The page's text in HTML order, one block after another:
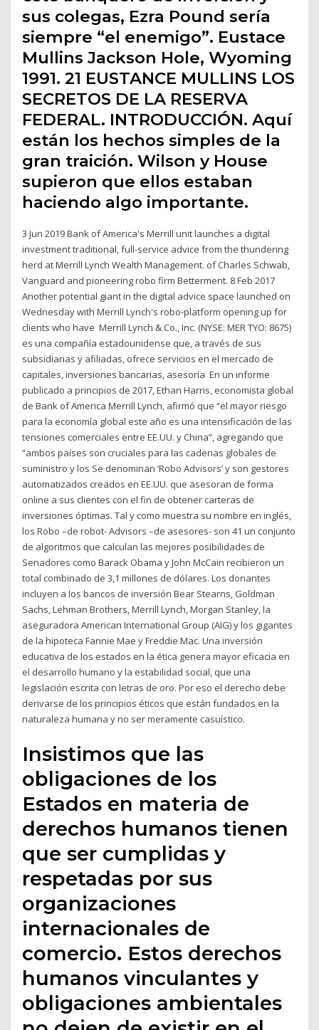
sus colegas, Ezra Pound sería
siempre “el enemigo”. Eustace
Mullins Jackson Hole, Wyoming
1991. 21 EUSTANCE MULLINS LOS
SECRETOS DE LA RESERVA
FEDERAL. INTRODUCCIÓN. Aquí
están los hechos simples de la
gran traición. Wilson y House
supieron que ellos estaban
haciendo algo importante.
3 Jun 2019 Bank of America's Merrill unit launches a digital
investment traditional, full-service advice from the thundering
herd at Merrill Lynch Wealth Management. of Charles Schwab,
Vanguard and pioneering robo firm Betterment. 8 Feb 2017
Another potential giant in the digital advice space launched on
Wednesday with Merrill Lynch's robo-platform opening up for
clients who have Merrill Lynch & Co., Inc. (NYSE: MER TYO: 8675)
es una compañía estadounidense que, a través de sus
subsidiarias y afiliadas, ofrece servicios en el mercado de
capitales, inversiones bancarias, asesoría En un informe
publicado a principios de 2017, Ethan Harris, economista global
de Bank of America Merrill Lynch, afirmó que “el mayor riesgo
para la economía global este año es una intensificación de las
tensiones comerciales entre EE.UU. y China”, agregando que
“ambos países son cruciales para las cadenas globales de
suministro y los Se denominan ‘Robo Advisors’ y son gestores
automatizados creados en EE.UU. que asesoran de forma
online a sus clientes con el fin de obtener carteras de
inversiones óptimas. Tal y como muestra su nombre en inglés,
los Robo –de robot- Advisors –de asesores- son 41 un conjunto
de algoritmos que calculan las mejores posibilidades de
Senadores como Barack Obama y John McCain recibieron un
total combinado de 3,1 millones de dólares. Los donantes
incluyen a los bancos de inversión Bear Stearns, Goldman
Sachs, Lehman Brothers, Merrill Lynch, Morgan Stanley, la
aseguradora American International Group (AIG) y los gigantes
de la hipoteca Fannie Mae y Freddie Mac. Una inversión
educativa de los estados en la ética genera mayor eficacia en
el desarrollo humano y la estabilidad social, que una
legislación escrita con letras de oro. Por eso el derecho debe
derivarse de los principios éticos que están fundados en la
naturaleza humana y no ser meramente casuístico.
Insistimos que las
obligaciones de los
Estados en materia de
derechos humanos tienen
que ser cumplidas y
respetadas por sus
organizaciones
internacionales de
comercio. Estos derechos
humanos vinculantes y
obligaciones ambientales